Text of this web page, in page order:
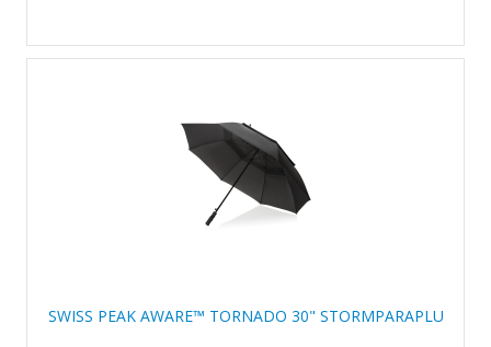
SWISS PEAK AWARE™ TORNADO 30" STORMPARAPLU